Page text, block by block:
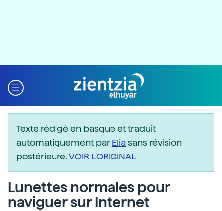
Texte rédigé en basque et traduit
automatiquement parEliasans révision
postérieure.VOIR L'ORIGINAL
Lunettes normales pour
naviguer sur Internet